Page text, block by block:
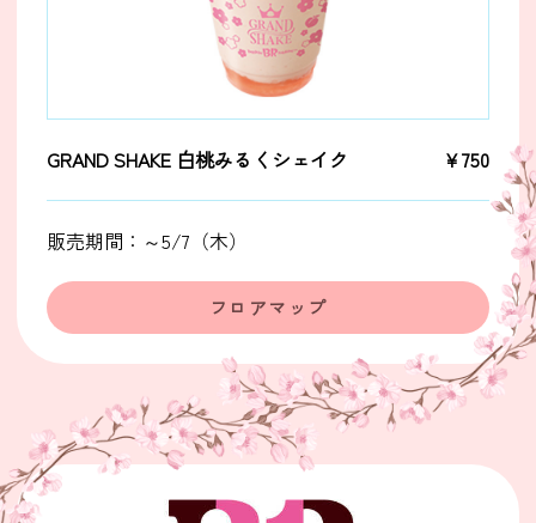
GRAND SHAKE 白桃みるくシェイク ￥750
販売期間：～5/7（木）
フロアマップ